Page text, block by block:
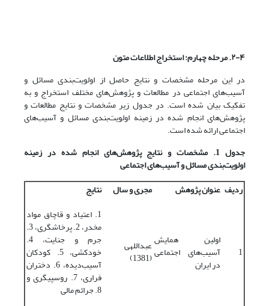
۲-۴. مرحله چهارم: استخراج اطلاعات متون
در این مرحله مشخصات و نتایج حاصل از اولویت‌‌بندی مسائل و
آسیب‌های اجتماعی در مطالعات و پژوهش‌‌های مختلف استخراج و به
تفکیک بیان شده است. در جدول زیر مشخصات و نتایج مطالعات و
پژوهش‌‌های انجام شده در زمینه اولویت‌‌بندی مسائل و آسیب‌های
اجتماعی ارائه شده است.
جدول 1. مشخصات و نتایج پژوهش
های انجام شده در زمینه
اولویتبندی مسائل و آسیب‌های اجتماعی
ردیف عنوان پژوهش مجری و سال نتایج
1
اولین همایش
آسیب‌های اجتماعی
در ایران
عبداللهی
(1381)
1. اعتیاد و قاچاق مواد
مخدر، 2. پرخاشگری، 3.
جرم و جنایت، 4.
خودکشی، 5. کودکان
آسیب‌دیده، 6. دختران
فراری، 7. روسپیگری و
8. جرائم مالی